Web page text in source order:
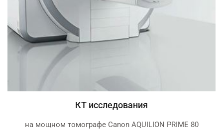
КТ исследования
на мощном томографе Canon AQUILION PRIME 80